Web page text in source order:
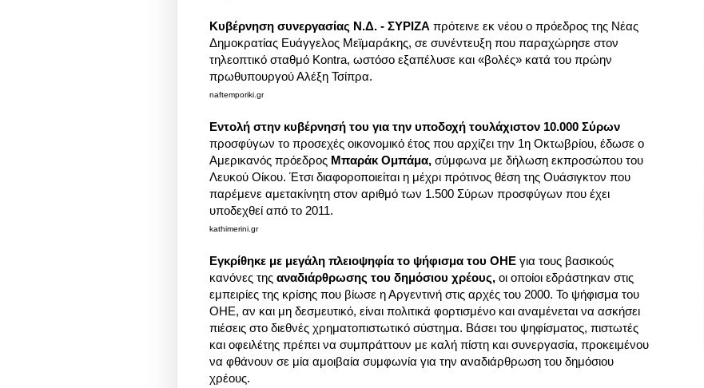
Κυβέρνηση συνεργασίας Ν.Δ. - ΣΥΡΙΖΑ πρότεινε εκ νέου ο πρόεδρος της Νέας
Δημοκρατίας Ευάγγελος Μεϊμαράκης, σε συνέντευξη που παραχώρησε στον
τηλεοπτικό σταθμό Kontra, ωστόσο εξαπέλυσε και «βολές» κατά του πρώην
πρωθυπουργού Αλέξη Τσίπρα.
naftemporiki.gr
Εντολή στην κυβέρνησή του για την υποδοχή τουλάχιστον 10.000 Σύρων
προσφύγων το προσεχές οικονομικό έτος που αρχίζει την 1η Οκτωβρίου, έδωσε ο
Αμερικανός πρόεδρος Μπαράκ Ομπάμα, σύμφωνα με δήλωση εκπροσώπου του
Λευκού Οίκου. Έτσι διαφοροποιείται η μέχρι πρότινος θέση της Ουάσιγκτον που
παρέμενε αμετακίνητη στον αριθμό των 1.500 Σύρων προσφύγων που έχει
υποδεχθεί από το 2011.
kathimerini.gr
Εγκρίθηκε με μεγάλη πλειοψηφία το ψήφισμα του ΟΗΕ για τους βασικούς
κανόνες της αναδιάρθρωσης του δημόσιου χρέους, οι οποίοι εδράστηκαν στις
εμπειρίες της κρίσης που βίωσε η Αργεντινή στις αρχές του 2000. Το ψήφισμα του
ΟΗΕ, αν και μη δεσμευτικό, είναι πολιτικά φορτισμένο και αναμένεται να ασκήσει
πιέσεις στο διεθνές χρηματοπιστωτικό σύστημα. Βάσει του ψηφίσματος, πιστωτές
και οφειλέτης πρέπει να συμπράττουν με καλή πίστη και συνεργασία, προκειμένου
να φθάνουν σε μία αμοιβαία συμφωνία για την αναδιάρθρωση του δημόσιου
χρέους.